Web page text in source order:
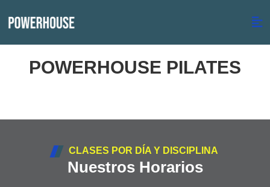
POWERHOUSE PILATES
CLASES POR DÍA Y DISCIPLINA
Nuestros Horarios